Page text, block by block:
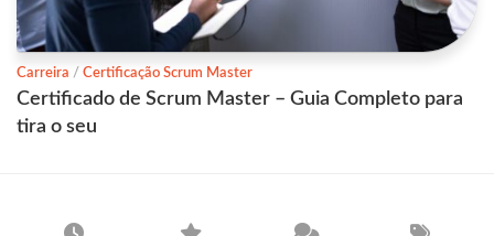
Carreira / Certificação Scrum Master
Certificado de Scrum Master – Guia Completo para
tira o seu